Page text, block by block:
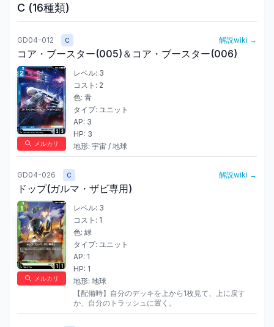
C (16種類)
GD04-012 C 解説wiki →
コア・ブースター(005)＆コア・ブースター(006)
メルカリ
レベル: 3
コスト: 2
色: 青
タイプ: ユニット
AP: 3
HP: 3
地形: 宇宙 / 地球
GD04-026 C 解説wiki →
ドップ(ガルマ・ザビ専用)
メルカリ
レベル: 3
コスト: 1
色: 緑
タイプ: ユニット
AP: 1
HP: 1
地形: 地球
【配備時】自分のデッキを上から1枚見て、上に戻す
か、自分のトラッシュに置く。